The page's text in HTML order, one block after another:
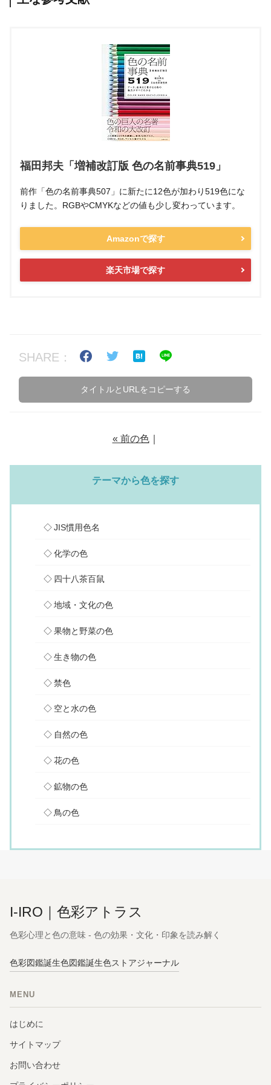
福田邦夫「増補改訂版 色の名前事典519」
前作「色の名前事典507」に新たに12色が加わり519色にな
りました。RGBやCMYKなどの値も少し変わっています。
Amazonで探す
楽天市場で探す
SHARE：
タイトルとURLをコピーする
« 前の色｜
テーマから色を探す
JIS慣用色名
化学の色
四十八茶百鼠
地域・文化の色
果物と野菜の色
生き物の色
禁色
空と水の色
自然の色
花の色
鉱物の色
鳥の色
I-IRO｜色彩アトラス
色彩心理と色の意味 - 色の効果・文化・印象を読み解く
色彩図鑑誕生色図鑑誕生色ストアジャーナル
MENU
はじめに
サイトマップ
お問い合わせ